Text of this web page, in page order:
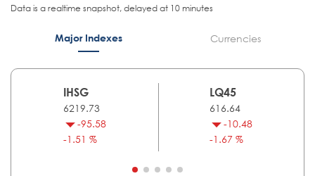
Data is a realtime snapshot, delayed at 10 minutes
Major Indexes Currencies
IHSG
6219.73
-95.58
-1.51 %
LQ45
616.64
-10.48
-1.67 %